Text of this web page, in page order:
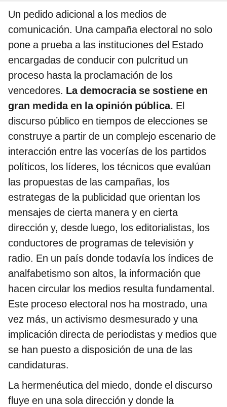
Un pedido adicional a los medios de
comunicación. Una campaña electoral no solo
pone a prueba a las instituciones del Estado
encargadas de conducir con pulcritud un
proceso hasta la proclamación de los
vencedores. La democracia se sostiene en
gran medida en la opinión pública. El
discurso público en tiempos de elecciones se
construye a partir de un complejo escenario de
interacción entre las vocerías de los partidos
políticos, los líderes, los técnicos que evalúan
las propuestas de las campañas, los
estrategas de la publicidad que orientan los
mensajes de cierta manera y en cierta
dirección y, desde luego, los editorialistas, los
conductores de programas de televisión y
radio. En un país donde todavía los índices de
analfabetismo son altos, la información que
hacen circular los medios resulta fundamental.
Este proceso electoral nos ha mostrado, una
vez más, un activismo desmesurado y una
implicación directa de periodistas y medios que
se han puesto a disposición de una de las
candidaturas.
La hermenéutica del miedo, donde el discurso
fluye en una sola dirección y donde la